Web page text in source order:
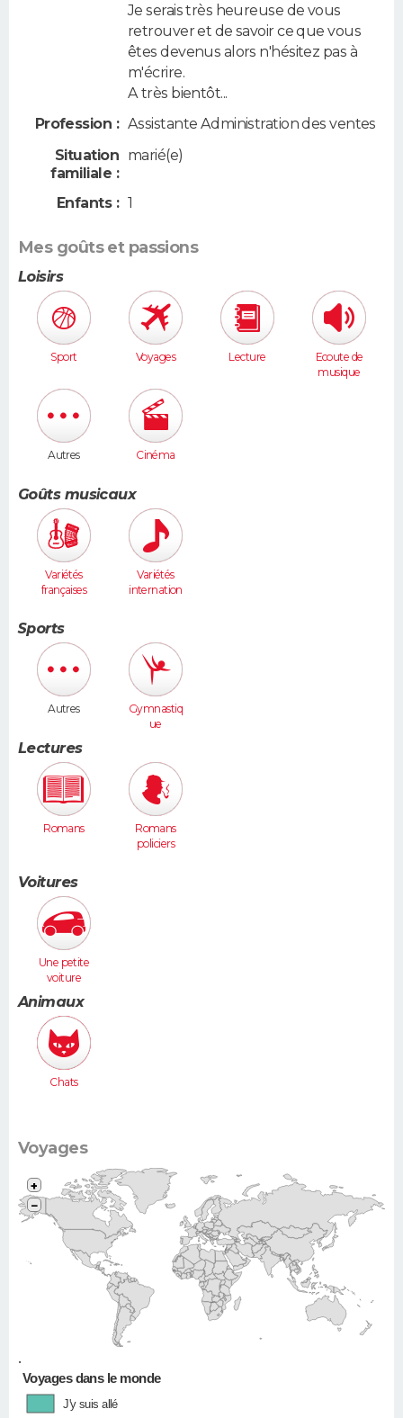
Je serais très heureuse de vous
retrouver et de savoir ce que vous
êtes devenus alors n'hésitez pas à
m'écrire.
A très bientôt...
Profession : Assistante Administration des ventes
Situation
familiale :
marié(e)
Enfants : 1
Mes goûts et passions
Loisirs
Sport Voyages Lecture
Ecoute de
musique
Autres Cinéma
Goûts musicaux
Variétés
françaises
Variétés
internation
Sports
Autres
Gymnastiq
ue
Lectures
Romans
Romans
policiers
Voitures
Une petite
voiture
Clio, 206...)
Animaux
Chats
Voyages
•
+
−
Voyages dans le monde
J'y suis allé